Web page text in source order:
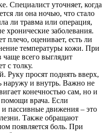
Специалист уточняет, когда
ли она ночью, что стало
ли травма или операция,
хронические заболевания.
плечо, оценивает, есть ли
температуры кожи. При
чаще всего выглядит
с толку.
Руку просят поднять вверх,
наружу и внутрь. Важно не
конечностью сам, но и
помощи врача. Если
пассивные движения – это
Также обращают
появляется боль. При